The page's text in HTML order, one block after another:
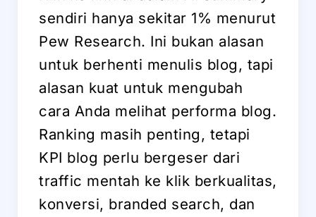
sendiri hanya sekitar 1% menurut
Pew Research. Ini bukan alasan
untuk berhenti menulis blog, tapi
alasan kuat untuk mengubah
cara Anda melihat performa blog.
Ranking masih penting, tetapi
KPI blog perlu bergeser dari
traffic mentah ke klik berkualitas,
konversi, branded search, dan